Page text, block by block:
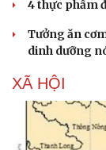
4 thực phẩm
Tưởng ăn
dinh dưỡng
XÃ HỘI